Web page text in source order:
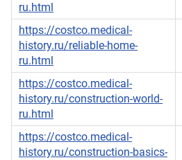
ru.html
https://costco.medical-
history.ru/reliable-home-
ru.html
https://costco.medical-
history.ru/construction-world-
ru.html
https://costco.medical-
history.ru/construction-basics-